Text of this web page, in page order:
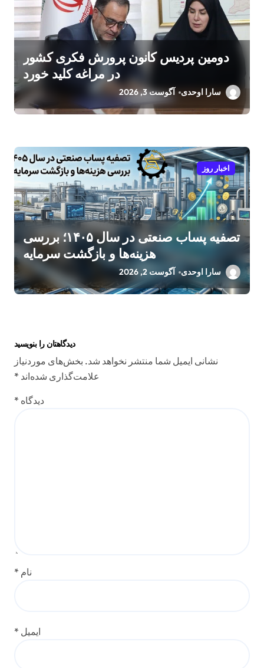
دومین پردیس کانون پرورش فکری کشور
در مراغه کلید خورد
سارا اوحدی آگوست 3, 2026
اخبار روز
تصفیه پساب صنعتی در سال ۱۴۰۵؛ بررسی
هزینه‌ها و بازگشت سرمایه
سارا اوحدی آگوست 2, 2026
دیدگاهتان را بنویسید
نشانی ایمیل شما منتشر نخواهد شد. بخش‌های موردنیاز
علامت‌گذاری شده‌اند *
دیدگاه *
نام *
ایمیل *